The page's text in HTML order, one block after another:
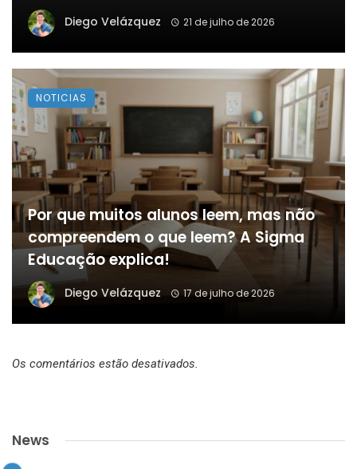
Diego Velázquez 21 de julho de 2026
Por que muitos alunos leem, mas não
compreendem o que leem? A Sigma
Educação explica!
Diego Velázquez 17 de julho de 2026
NOTICIAS
Os comentários estão desativados.
News